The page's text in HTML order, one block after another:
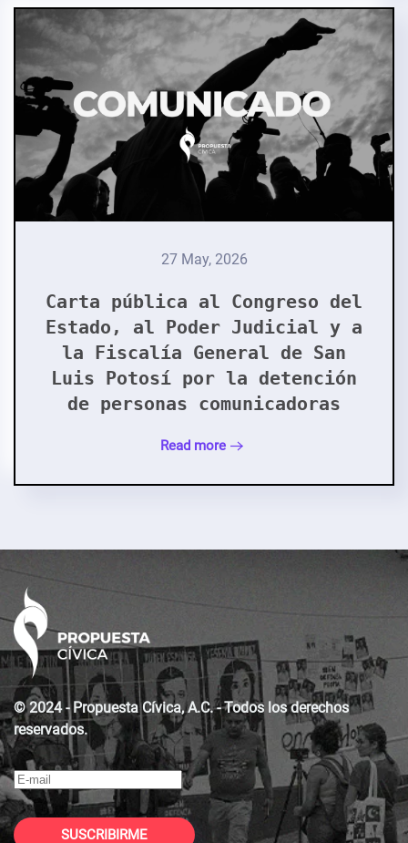
27 May, 2026
Carta pública al Congreso del
Estado, al Poder Judicial y a
la Fiscalía General de San
Luis Potosí por la detención
de personas comunicadoras
Read more
© 2024 - Propuesta Cívica, A.C. - Todos los derechos
reservados.
SUSCRIBIRME